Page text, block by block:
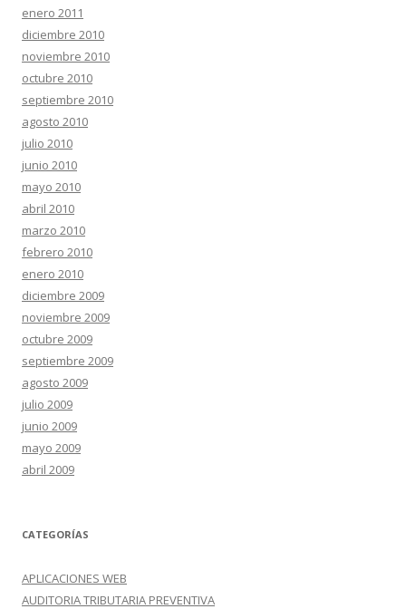
enero 2011
diciembre 2010
noviembre 2010
octubre 2010
septiembre 2010
agosto 2010
julio 2010
junio 2010
mayo 2010
abril 2010
marzo 2010
febrero 2010
enero 2010
diciembre 2009
noviembre 2009
octubre 2009
septiembre 2009
agosto 2009
julio 2009
junio 2009
mayo 2009
abril 2009
CATEGORÍAS
APLICACIONES WEB
AUDITORIA TRIBUTARIA PREVENTIVA